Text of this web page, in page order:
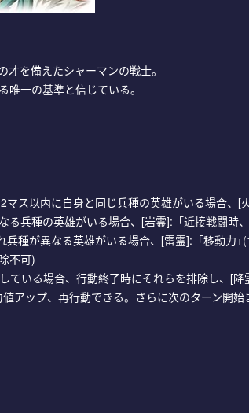
を備えたシャーマンの戦士。
唯一の基準と信じている。
ス以内に自身と同じ兵種の英雄がいる場合、[
る兵種の英雄がいる場合、[岩霊]:「近接戦闘時
種が異なる英雄がいる場合、[雷霊]:「移動力
不可)
ている場合、行動終了時にそれらを排除し、[降
アップ、再行動できる。さらに次のターン開始